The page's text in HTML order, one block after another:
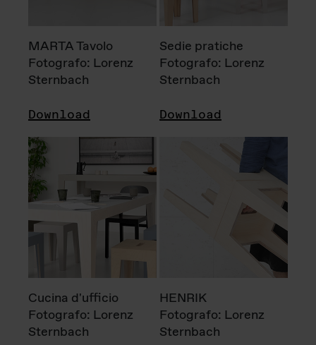
MARTA Tavolo
Fotografo: Lorenz
Sternbach
Download
Sedie pratiche
Fotografo: Lorenz
Sternbach
Download
Cucina d'ufficio
Fotografo: Lorenz
Sternbach
HENRIK
Fotografo: Lorenz
Sternbach